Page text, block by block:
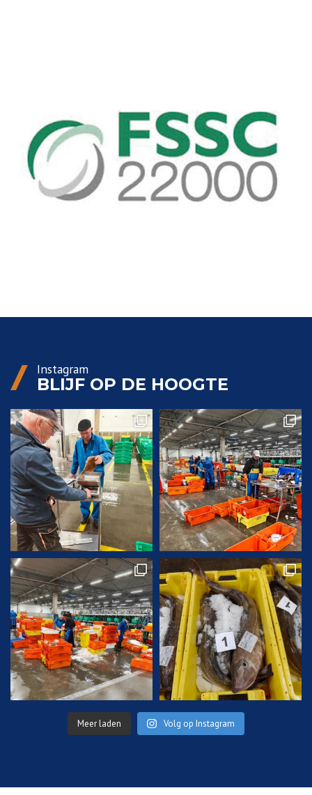
Instagram
BLIJF OP DE HOOGTE
Meer laden Volg op Instagram